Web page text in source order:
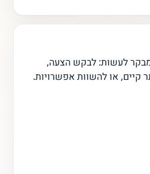
לעשות: לבקש הצעה,
קיים, או להשוות אפשרויות.